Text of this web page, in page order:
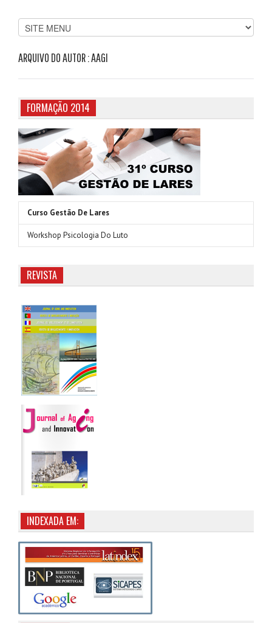
ARQUIVO DO AUTOR : AAGI
FORMAÇÃO 2014
Curso Gestão De Lares
Workshop Psicologia Do Luto
REVISTA
INDEXADA EM: